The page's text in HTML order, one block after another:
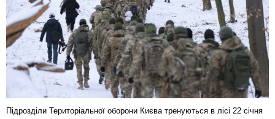
Підрозділи Територіальної оборони Києва тренуються в лісі 22 січня